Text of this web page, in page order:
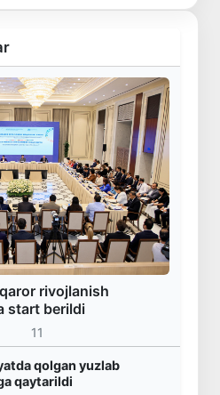
rivojlanish
start berildi
11
qolgan yuzlab
qaytarildi